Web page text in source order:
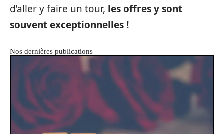
d’aller y faire un tour, les offres y sont
souvent exceptionnelles !
Nos dernières publications